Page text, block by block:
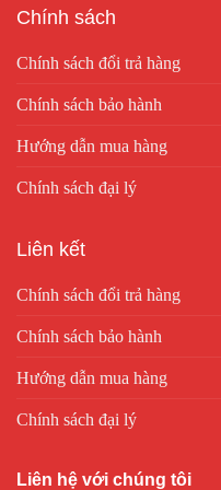
Chính sách
Chính sách đổi trả hàng
Chính sách bảo hành
Hướng dẫn mua hàng
Chính sách đại lý
Liên kết
Chính sách đổi trả hàng
Chính sách bảo hành
Hướng dẫn mua hàng
Chính sách đại lý
Liên hệ với chúng tôi